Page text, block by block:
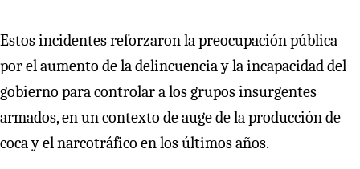
Estos incidentes reforzaron la preocupación pública
por el aumento de la delincuencia y la incapacidad del
gobierno para controlar a los grupos insurgentes
armados, en un contexto de auge de la producción de
coca y el narcotráfico en los últimos años.